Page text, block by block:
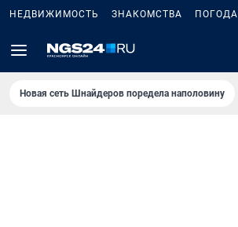
НЕДВИЖИМОСТЬ ЗНАКОМСТВА ПОГОДА
Новая сеть Шнайдеров поредела наполовину